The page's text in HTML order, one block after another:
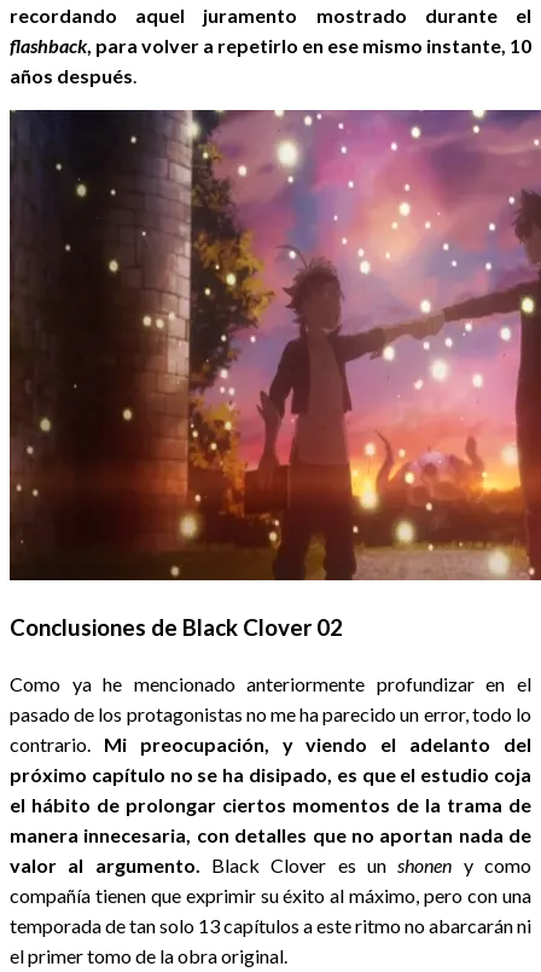
recordando aquel juramento mostrado durante el
flashback, para volver a repetirlo en ese mismo instante, 10
años después.
Conclusiones de Black Clover 02
Como ya he mencionado anteriormente profundizar en el
pasado de los protagonistas no me ha parecido un error, todo lo
contrario. Mi preocupación, y viendo el adelanto del
próximo capítulo no se ha disipado, es que el estudio coja
el hábito de prolongar ciertos momentos de la trama de
manera innecesaria, con detalles que no aportan nada de
valor al argumento.
Black Clover es un shonen y como
compañía tienen que exprimir su éxito al máximo, pero con una
temporada de tan solo 13 capítulos a este ritmo no abarcarán ni
el primer tomo de la obra original.